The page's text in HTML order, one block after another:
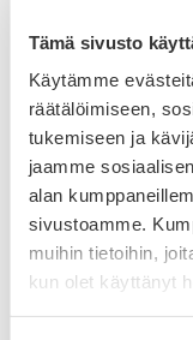
Tämä sivusto
Käytämme
räätälöimiseen,
tukemiseen ja
jaamme
alan
sivustoamme.
muihin tietoihin,
kun olet käyttänyt